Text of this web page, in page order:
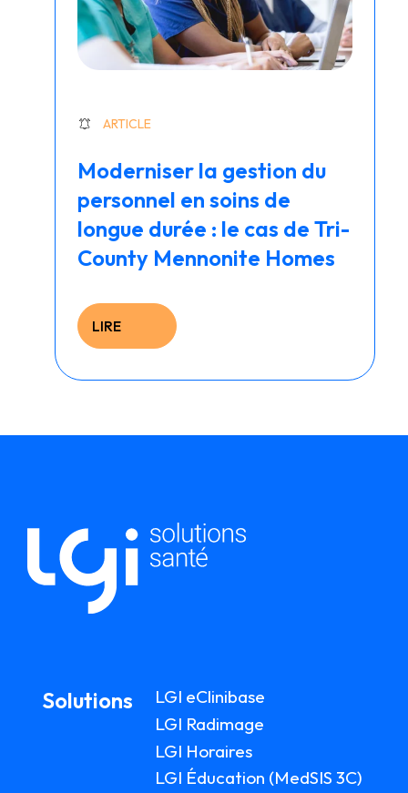
ARTICLE
Moderniser la gestion du
personnel en soins de
longue durée : le cas de Tri-
County Mennonite Homes
LIRE
Solutions
LGI eClinibase
LGI Radimage
LGI Horaires
LGI Éducation (MedSIS 3C)